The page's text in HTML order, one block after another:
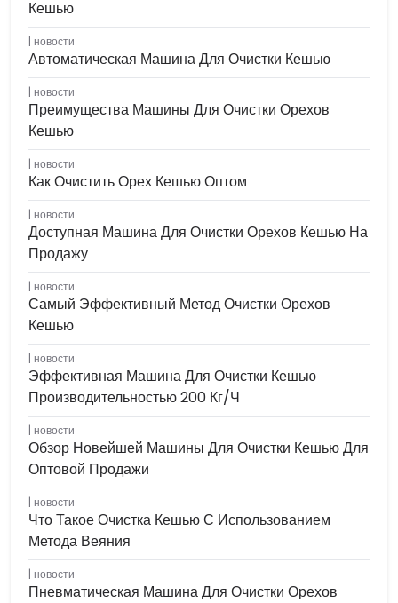
Кешью
новости
Автоматическая Машина Для Очистки Кешью
новости
Преимущества Машины Для Очистки Орехов
Кешью
новости
Как Очистить Орех Кешью Оптом
новости
Доступная Машина Для Очистки Орехов Кешью На
Продажу
новости
Самый Эффективный Метод Очистки Орехов
Кешью
новости
Эффективная Машина Для Очистки Кешью
Производительностью 200 Кг/ч
новости
Обзор Новейшей Машины Для Очистки Кешью Для
Оптовой Продажи
новости
Что Такое Очистка Кешью С Использованием
Метода Веяния
новости
Пневматическая Машина Для Очистки Орехов